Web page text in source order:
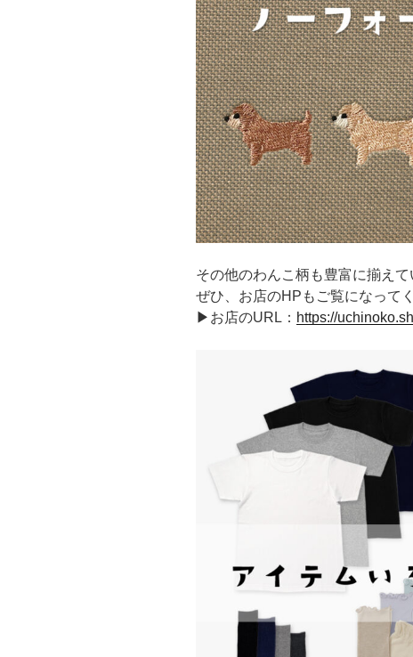
その他のわんこ柄も豊富に揃えて
ぜひ、お店のHPもご覧になって
▶お店のURL： https://